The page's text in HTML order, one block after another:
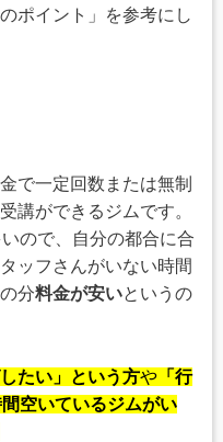
ポイント」を参考にし
で一定回数または無制
講ができるジムです。
ので、自分の都合に合
ッフさんがいない時間
分料金が安いというの
たい」という方や 「行
空いているジムがい